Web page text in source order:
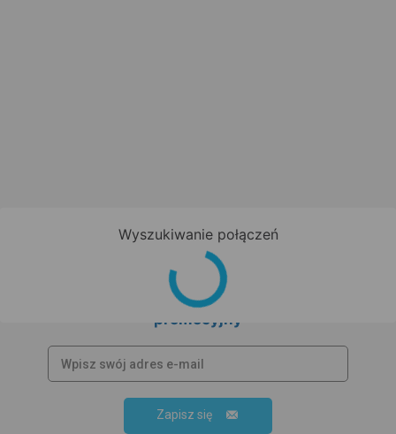
Zapisz się do newslettera!
Bądź na bieżąco z nowościami i
promocjami oraz otrzymaj
promocyjny
Zapisz się
Wyszukiwanie połączeń